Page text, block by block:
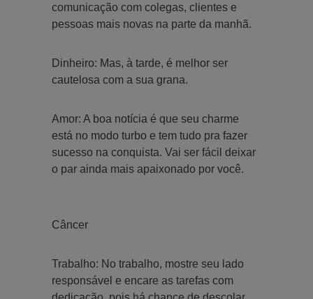
comunicação com colegas, clientes e
pessoas mais novas na parte da manhã.
Dinheiro: Mas, à tarde, é melhor ser
cautelosa com a sua grana.
Amor: A boa notícia é que seu charme
está no modo turbo e tem tudo pra fazer
sucesso na conquista. Vai ser fácil deixar
o par ainda mais apaixonado por você.
Câncer
Trabalho: No trabalho, mostre seu lado
responsável e encare as tarefas com